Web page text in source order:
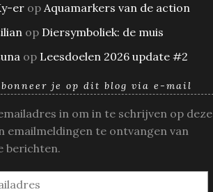
er op Aquamarkers van de action
op Diersymboliek: de muis
op Leesdoelen 2026 update #2
je op dit blog via e-mail
in om in te schrijven op deze
emailmeldingen te ontvangen van
berichten.